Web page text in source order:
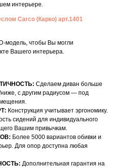
интерьере.
Carco (Карко) арт.1401
модель, чтобы Вы могли
Вашего интерьера.
Сделаем диван больше
с другим радиусом — под
Конструкция учитывает эргономику.
сидений для индивидуального
Вашим привычкам.
Более 5000 вариантов обивки и
Для опор доступна любая
Дополнительная гарантия на